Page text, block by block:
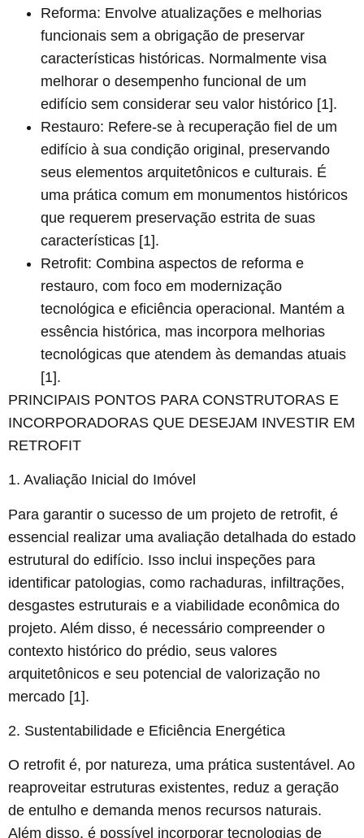
Reforma: Envolve atualizações e melhorias
funcionais sem a obrigação de preservar
características históricas. Normalmente visa
melhorar o desempenho funcional de um
edifício sem considerar seu valor histórico [1].
Restauro: Refere-se à recuperação fiel de um
edifício à sua condição original, preservando
seus elementos arquitetônicos e culturais. É
uma prática comum em monumentos históricos
que requerem preservação estrita de suas
características [1].
Retrofit: Combina aspectos de reforma e
restauro, com foco em modernização
tecnológica e eficiência operacional. Mantém a
essência histórica, mas incorpora melhorias
tecnológicas que atendem às demandas atuais
[1].
PRINCIPAIS PONTOS PARA CONSTRUTORAS E
INCORPORADORAS QUE DESEJAM INVESTIR EM
RETROFIT
1. Avaliação Inicial do Imóvel
Para garantir o sucesso de um projeto de retrofit, é
essencial realizar uma avaliação detalhada do estado
estrutural do edifício. Isso inclui inspeções para
identificar patologias, como rachaduras, infiltrações,
desgastes estruturais e a viabilidade econômica do
projeto. Além disso, é necessário compreender o
contexto histórico do prédio, seus valores
arquitetônicos e seu potencial de valorização no
mercado [1].
2. Sustentabilidade e Eficiência Energética
O retrofit é, por natureza, uma prática sustentável. Ao
reaproveitar estruturas existentes, reduz a geração
de entulho e demanda menos recursos naturais.
Além disso, é possível incorporar tecnologias de